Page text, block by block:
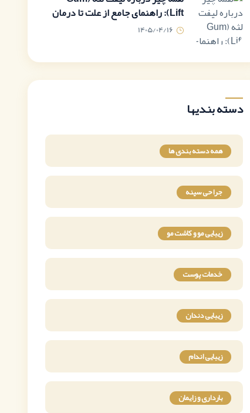
Lift): راهنمای جامع از علت تا درمان
1405/04/16
دسته بندیها
همه دسته بندی ها
جراحی سینه
زیبایی مو و کاشت مو
خدمات پوست
زیبایی دندان
زیبایی اندام
بارداری و زایمان